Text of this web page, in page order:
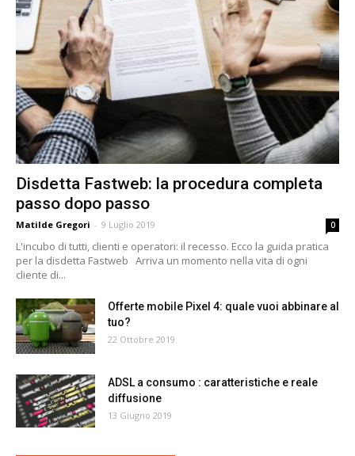
Disdetta Fastweb: la procedura completa
passo dopo passo
Matilde Gregori - 9 Luglio 2019 0
L'incubo di tutti, clienti e operatori: il recesso. Ecco la guida pratica
per la disdetta Fastweb Arriva un momento nella vita di ogni
cliente di...
Offerte mobile Pixel 4: quale vuoi abbinare al
tuo?
22 Ottobre 2019
ADSL a consumo : caratteristiche e reale
diffusione
13 Giugno 2019